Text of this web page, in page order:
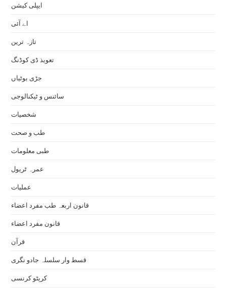
ایپلی کیشن
اے آئی
تازہ ترین
تعویذ ڈی کوڈنگ
جڑی بوٹیاں
سائنس و ٹیکنالوجی
شخصیات
طب و صحت
طبی معلومات
عمرہ ٹریول
عملیات
قانون اربعہ طب مفرد اعضاء
قانون مفرد اعضاء
قرآن
قسط وار سلسلہ جادو نگری
کرپٹو کرنسی